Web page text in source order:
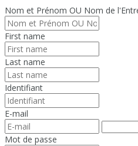
Nom et Prénom OU Nom de
First name
Last name
Identifiant
E-mail
Mot de passe